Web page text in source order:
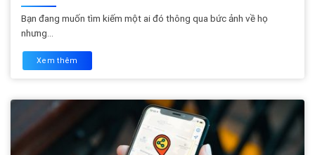
Bạn đang muốn tìm kiếm một ai đó thông qua bức ảnh về họ
nhưng...
Xem thêm